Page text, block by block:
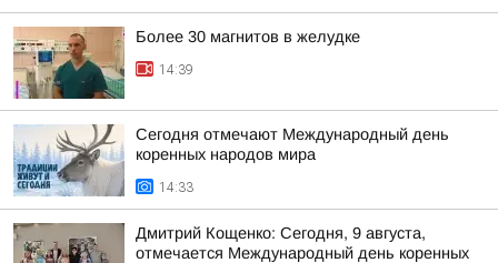
Более 30 магнитов в желудке
14:39
Сегодня отмечают Международный день
коренных народов мира
14:33
Дмитрий Кощенко: Сегодня, 9 августа,
отмечается Международный день коренных